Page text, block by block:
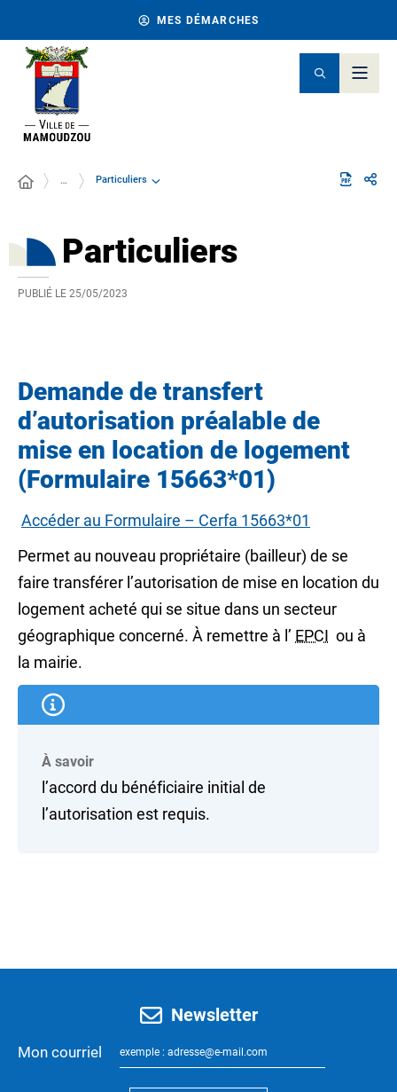
MES DÉMARCHES
… Particuliers
Particuliers
PUBLIÉ LE 25/05/2023
Demande de transfert
d’autorisation préalable de
mise en location de logement
(Formulaire 15663*01)
Accéder au Formulaire – Cerfa 15663*01
Permet au nouveau propriétaire (bailleur) de se
faire transférer l’autorisation de mise en location du
logement acheté qui se situe dans un secteur
géographique concerné. À remettre à l’ EPCI ou à
la mairie.
À savoir
l’accord du bénéficiaire initial de
l’autorisation est requis.
Newsletter
Mon courriel